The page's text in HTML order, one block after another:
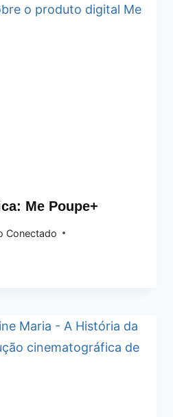
Me Poupe+
Conectado